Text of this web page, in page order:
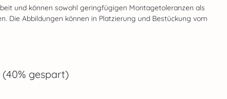
und können sowohl geringfügigen Montagetoleranzen als
Die Abbildungen können in Platzierung und Bestückung vom
Preis:
(40% gespart)